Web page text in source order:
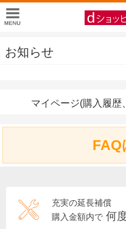
お知らせ
マイページ(購入履歴
FAQ
充実の延長補償
購入金額内で 何